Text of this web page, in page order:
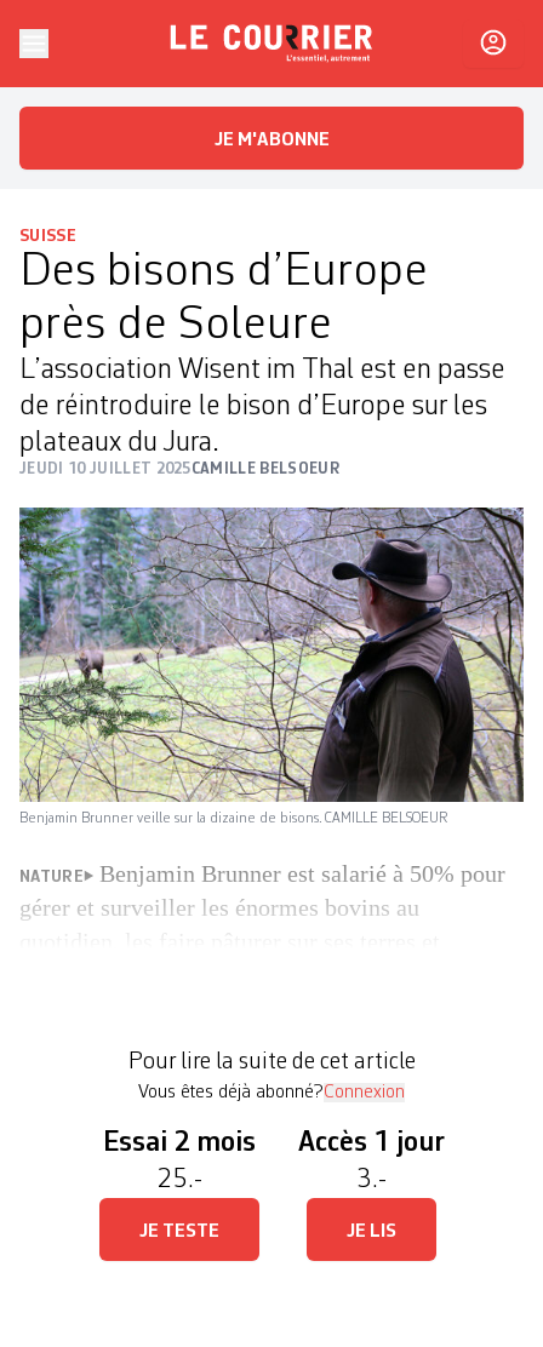
Le CourrierL'essentiel, autrement
JE M'ABONNE
SUISSE
Des bisons d’Europe
près de Soleure
L’association Wisent im Thal est en passe
de réintroduire le bison d’Europe sur les
plateaux du Jura.
JEUDI 10 JUILLET 2025CAMILLE BELSOEUR
Benjamin Brunner veille sur la dizaine de bisons. CAMILLE BELSOEUR
NATURE
Benjamin Brunner est salarié à 50% pour
gérer et surveiller les énormes bovins au
du lancement de l’expérience en 2022, il y […]
Pour lire la suite de cet article
Vous êtes déjà abonné?Connexion
Essai 2 mois
25.-
JE TESTE
Accès 1 jour
3.-
JE LIS